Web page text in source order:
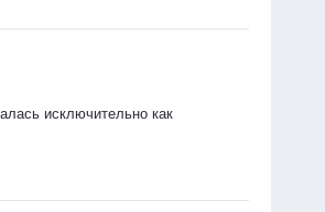
исключительно как